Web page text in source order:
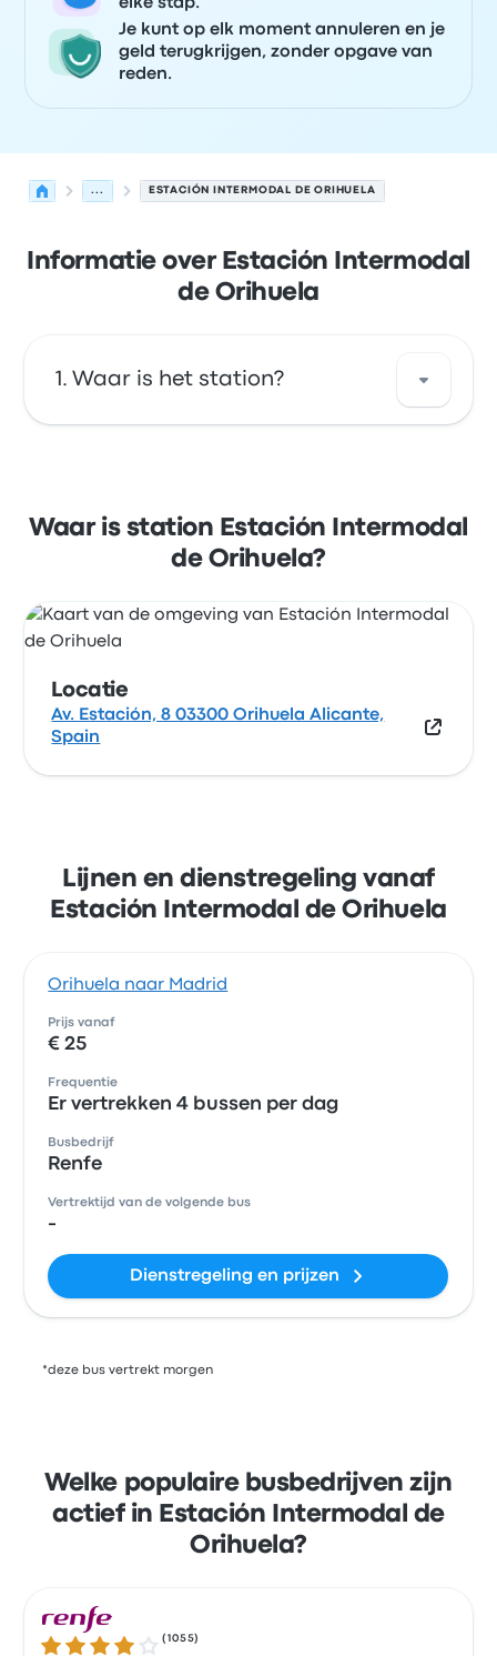
elke stap.
Je kunt op elk moment annuleren en je
geld terugkrijgen, zonder opgave van
reden.
... ESTACIÓN INTERMODAL DE ORIHUELA
Informatie over Estación Intermodal
de Orihuela
Waar is het station?
Alicante, Spain. Bekijk de locatie van deze
bushalte in Orihuela op de kaart.
Waar is station Estación Intermodal
de Orihuela?
Locatie
Av. Estación, 8 03300 Orihuela Alicante,
Spain
Lijnen en dienstregeling vanaf
Estación Intermodal de Orihuela
Orihuela naar Madrid
Prijs vanaf
€ 25
Frequentie
Er vertrekken 4 bussen per dag
Busbedrijf
Renfe
Vertrektijd van de volgende bus
-
Dienstregeling en prijzen
*deze bus vertrekt morgen
Welke populaire busbedrijven zijn
actief in Estación Intermodal de
Orihuela?
4.1 van de 5 sterren
(1055)